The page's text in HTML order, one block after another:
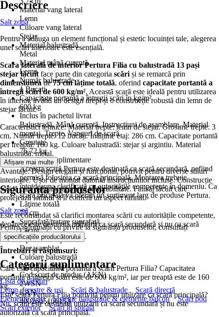
Material vang lateral
Lemn
Culoare vang lateral
Stejar
Material balustradă
Metal
Material mână curentă
Lemn
Număr balustrade
1 Bucati
Capacitate portantă a întregii scări în kg/m²
600 kg
Inclus în pachetul livrat
Balustradă, Mână curentă, Instrucțiuni de asamblare, Material
montaj, Trepte, Vanguri de scară
Greutate
76,72 kg
Informații suplimentare
Această scară Pertura este destinată ca scară secundară, nefiind
permisă folosirea ca scară principală. Montarea trebuie
întotdeauna clarificată cu autoritățile competente în domeniu. Ca
scară pricipală vă oferim un sortiment larg de produse Pertura.
Lăţime totală
75 cm
Suprafață/tratare suprafață
Lăcuit
Tip de montaj
Dezasamblat
Culoare balustradă
Argintiu, Stejar
Cod scurt de produs (AKN)
2WSN
EAN
4002605106152
Descriere
Salt zonă
Pentru a adăuga un element funcțional și estetic locuinței tale, alegerea
unei scări interioare este esențială.
Scara laterală de interior Pertura Filia cu balustradă 13 pași
stejar lăcuit face parte din categoria scări și se remarcă prin
dimensiunea de75 cm lățime totală, oferind capacitate portantă a
întregii scări de 600 kg/m². Această scară este ideală pentru utilizarea
în interior, având un design drept și o construcție robustă din lemn de
stejar lăcuit.
Caracteristici tehnice: Material trepte: lemn de stejar. Grosime trepte: 3
cm. Număr trepte: 12 bucăți. Înălțime etaj: 286 cm. Capacitate portantă
per treaptă: 160 kg. Culoare balustradă: stejar și argintiu. Material
balustradă: metal.
Avantaje: Design elegant și funcțional, potrivit pentru diverse stiluri
interioare. Ușor de montat datorită instrucțiunilor incluse. Construcție
solidă care asigură siguranță și durabilitate. Finisaj lăcuit care
protejează lemnul și îi conferă un aspect rafinat.
Este recomandat să clarifici montarea scării cu autoritățile competente,
deoarece este destinată utilizării ca scară secundară și nu ca scară
principală.
Întrebări și răspunsuri:
Care este capacitatea portantă a scării Pertura Filia? Capacitatea
portantă a întregii scări este de 600 kg/m², iar per treaptă este de 160
kg.
Este scara Pertura Filia potrivită pentru utilizare ca scară principală?
Nu, scara este destinată utilizării ca scară secundară și nu este
autorizată ca scară principală.
Afișare mai multe
Siguranța produselor
Salt zonă
Pentru informații cu privire la siguranța produselor, consultați
specificațiile producătorului .
Categorii suplimentare
Lista de sărituri
Lemn, ferestre & uşi
Scări & balustrade
Scară directă
Elemente scări
Sisteme balustrade & elemente balcon
Scări pod
Scări exterior
Scări în spirală